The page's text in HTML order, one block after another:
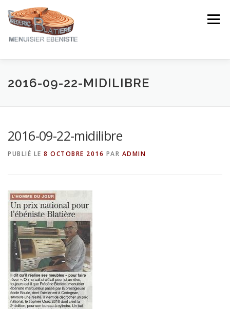
contenu
Menu
2016-09-22-MIDILIBRE
2016-09-22-midilibre
PUBLIÉ LE 8 OCTOBRE 2016 PAR ADMIN